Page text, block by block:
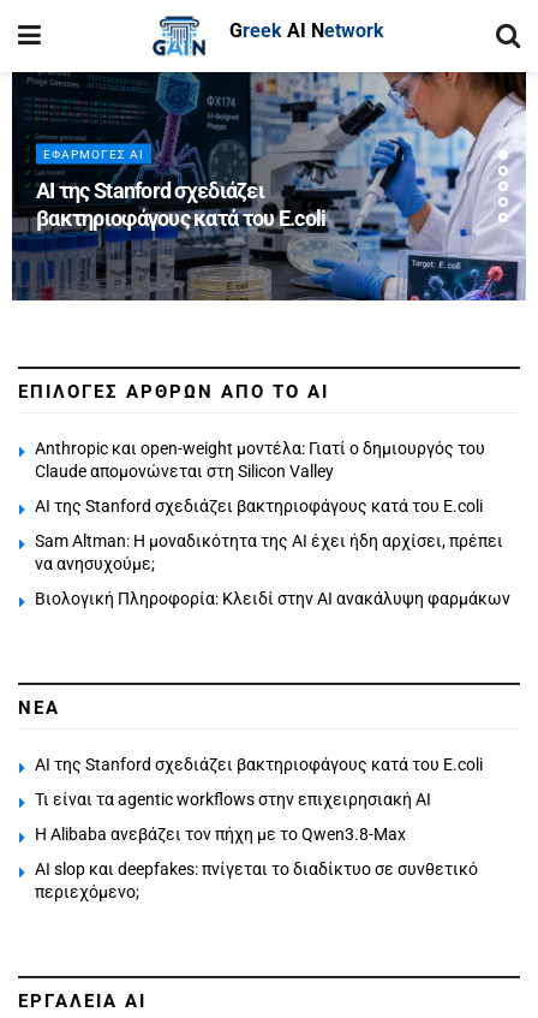
GreekAI Network
ΕΦΑΡΜΟΓΈΣ AI
AI της Stanford σχεδιάζει
βακτηριοφάγους κατά του E.coli
ΕΠΙΛΟΓΕΣ ΑΡΘΡΩΝ ΑΠΟ ΤΟ AI
Anthropic και open-weight μοντέλα: Γιατί ο δημιουργός του
Claude απομονώνεται στη Silicon Valley
AI της Stanford σχεδιάζει βακτηριοφάγους κατά του E.coli
Sam Altman: Η μοναδικότητα της AI έχει ήδη αρχίσει, πρέπει
να ανησυχούμε;
Βιολογική Πληροφορία: Κλειδί στην AI ανακάλυψη φαρμάκων
ΝΕΑ
AI της Stanford σχεδιάζει βακτηριοφάγους κατά του E.coli
Τι είναι τα agentic workflows στην επιχειρησιακή ΑΙ
Η Alibaba ανεβάζει τον πήχη με το Qwen3.8-Max
AI slop και deepfakes: πνίγεται το διαδίκτυο σε συνθετικό
περιεχόμενο;
ΕΡΓΑΛΕΙΑ AI